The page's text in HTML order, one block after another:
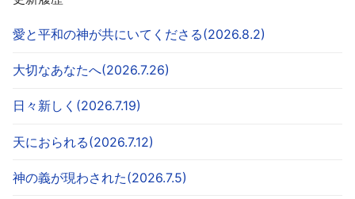
愛と平和の神が共にいてくださる(2026.8.2)
大切なあなたへ(2026.7.26)
日々新しく(2026.7.19)
天におられる(2026.7.12)
神の義が現わされた(2026.7.5)